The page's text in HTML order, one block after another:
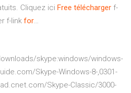
Cliquez ici Free télécharger f-
f-link for…
skype:windows/windows-
Skype-Windows-8-,0301-
Skype-Classic/3000-